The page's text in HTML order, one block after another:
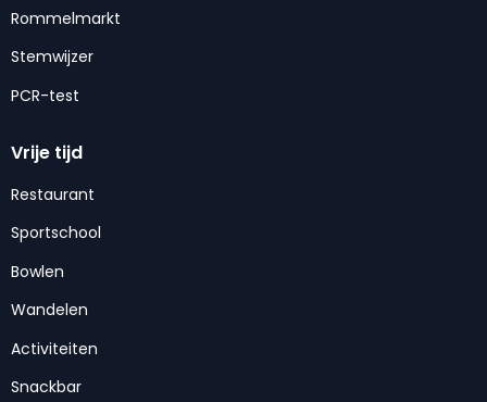
Rommelmarkt
Stemwijzer
PCR-test
Vrije tijd
Restaurant
Sportschool
Bowlen
Wandelen
Activiteiten
Snackbar